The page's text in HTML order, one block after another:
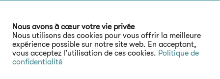
Nous avons à cœur votre vie privée
Nous utilisons des cookies pour vous offrir la meilleure
expérience possible sur notre site web. En acceptant,
vous acceptez l'utilisation de ces cookies. Politique de
confidentialité